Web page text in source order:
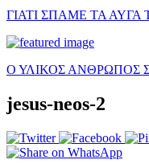
ΓΙΑΤΙ ΣΠΑΜΕ ΤΑ
Ο ΥΛΙΚΟΣ ΑΝΘΡΩΠΟΣ
jesus-neos-2